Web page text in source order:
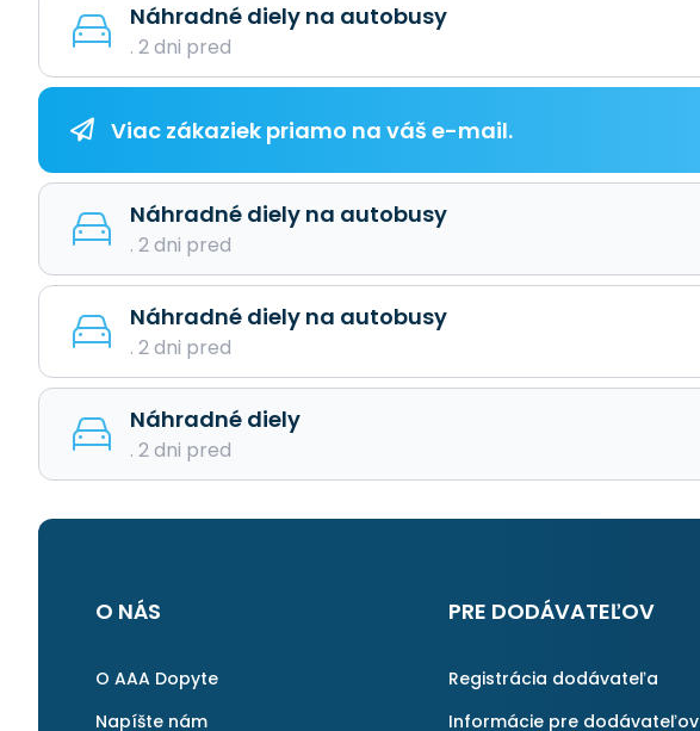
Náhradné diely na autobusy
. 2 dni pred
Viac zákaziek priamo na váš e-mail.
Náhradné diely na autobusy
. 2 dni pred
Náhradné diely na autobusy
. 2 dni pred
Náhradné diely
. 2 dni pred
O NÁS
O AAA Dopyte
Napíšte nám
PRE DODÁVATEĽOV
Registrácia dodávateľa
Informácie pre dodávateľov